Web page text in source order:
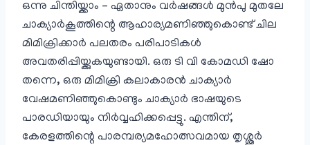
ഒന്നു ചിന്തിയ്ക്കാം – ഏതാനും വർഷങ്ങൾ മുൻപു മുതലേ
ചാക്യാർ‌കൂത്തിന്റെ ആഹാര്യമണിഞ്ഞുകൊണ്ട് ചില
മിമിക്രിക്കാർ പലതരം പരിപാടികൾ
അവതരിപ്പിയ്ക്കുകയുണ്ടായി. ഒരു ടി വി കോമഡി ഷോ
തന്നെ, ഒരു മിമിക്രി കലാകാരൻ ചാക്യാർ
വേഷമണിഞ്ഞുകൊണ്ടും ചാക്യാർ ഭാഷയുടെ
പാരഡിയായും നിർവ്വഹിക്കപ്പെട്ടു. എന്തിന്,
കേരളത്തിന്റെ പാരമ്പര്യമഹോത്സവമായ തൃശ്ശൂർ